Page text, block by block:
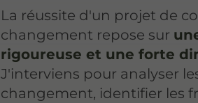
La réussite d'un projet de
changement repose sur
rigoureuse et une forte
J'interviens pour analyser
changement, identifier les